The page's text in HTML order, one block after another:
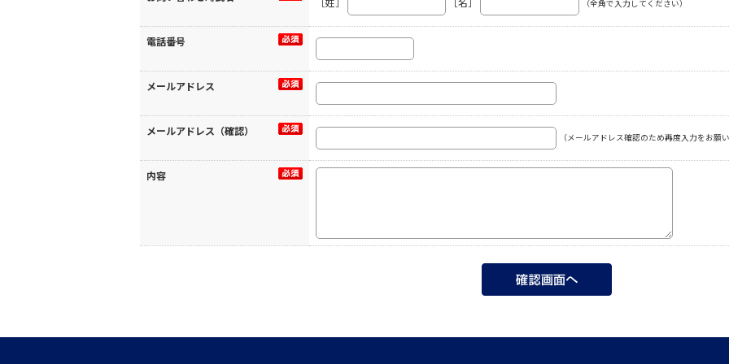
（全角で入力してください）
電話番号
メールアドレス
メールアドレス（確認）
（メールアドレス確認のため再度入力をお願
内容